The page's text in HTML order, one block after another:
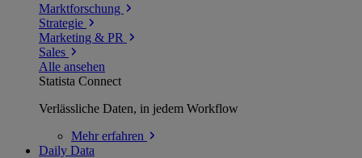
Marktforschung
Strategie
Marketing & PR
Sales
Alle ansehen
Statista Connect
Verlässliche Daten, in jedem Workflow
Mehrerfahren
Daily Data